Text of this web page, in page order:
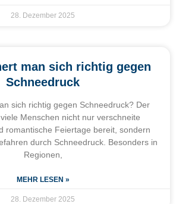
28. Dezember 2025
man sich richtig gegen
Schneedruck
sich richtig gegen Schneedruck? Der
Menschen nicht nur verschneite
romantische Feiertage bereit, sondern
durch Schneedruck. Besonders in
Regionen,
MEHR LESEN »
28. Dezember 2025